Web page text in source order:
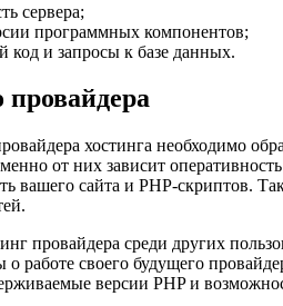
сервера;
программных компонентов;
и запросы к базе данных.
хостинга необходимо
от них зависит
вашего сайта и PHP-скриптов.
провайдера среди других
работе своего будущего
версии PHP и